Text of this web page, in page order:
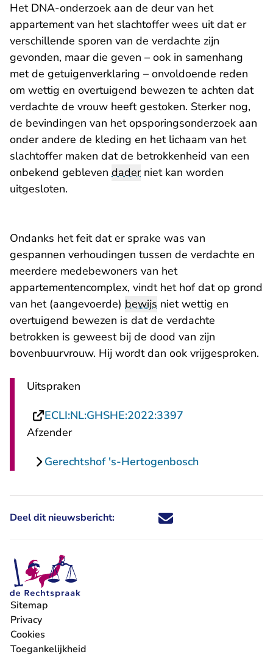
Het DNA-onderzoek aan de deur van het
appartement van het slachtoffer wees uit dat er
verschillende sporen van de verdachte zijn
gevonden, maar die geven – ook in samenhang
met de getuigenverklaring – onvoldoende reden
om wettig en overtuigend bewezen te achten dat
verdachte de vrouw heeft gestoken. Sterker nog,
de bevindingen van het opsporingsonderzoek aan
onder andere de kleding en het lichaam van het
slachtoffer maken dat de betrokkenheid van een
onbekend gebleven daderniet kan worden
uitgesloten.
Ondanks het feit dat er sprake was van
gespannen verhoudingen tussen de verdachte en
meerdere medebewoners van het
appartementencomplex, vindt het hof dat op grond
van het (aangevoerde) bewijs niet wettig en
overtuigend bewezen is dat de verdachte
betrokken is geweest bij de dood van zijn
bovenbuurvrouw. Hij wordt dan ook vrijgesproken.
Uitspraken
ECLI:NL:GHSHE:2022:3397
Afzender
Gerechtshof 's-Hertogenbosch
Deel dit nieuwsbericht: Deel dit nieuwsbericht via X -
Deel dit nieuwsbericht via
Deel dit nieuwsbericht
Deel dit
Sitemap
Privacy
Cookies
Toegankelijkheid